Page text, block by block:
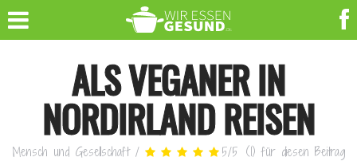
ALS VEGANER IN
NORDIRLAND REISEN
Mensch und Gesellschaft/ 5/5 (1) für diesen Beitrag